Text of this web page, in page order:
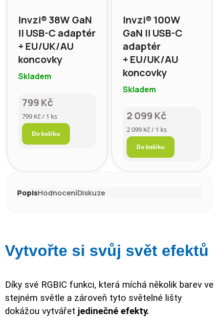
Invzi® 38W GaN
II USB-C adaptér
+ EU/UK/AU
koncovky
Skladem
799 Kč
Měrná
cena:
799 Kč / 1 ks
Do košíku
Invzi® 100W
GaN II USB-C
adaptér
+ EU/UK/AU
koncovky
Skladem
2 099 Kč
Měrná
cena:
2 099 Kč / 1 ks
Do košíku
PopisHodnoceníDiskuze
Vytvořte si svůj svět efektů
Díky své RGBIC funkci, která míchá několik barev ve
stejném světle a zároveň tyto světelné lišty
dokážou vytvářet jedinečné efekty.